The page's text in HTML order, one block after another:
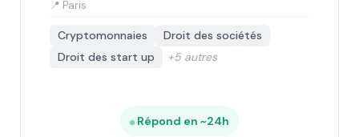
📍 Paris
Cryptomonnaies
Droit des sociétés
Droit des start up
+5 autres
Répond en ~24h